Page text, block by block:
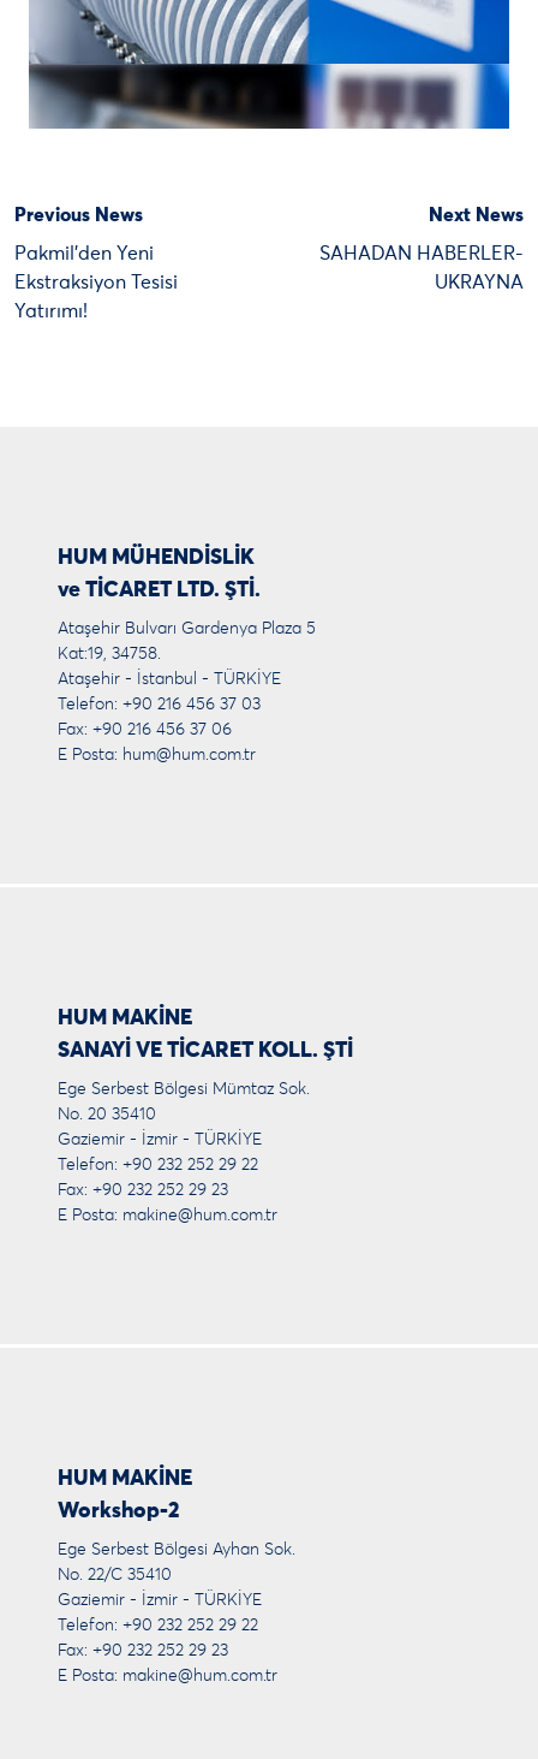
Previous News
Pakmil’den Yeni
Ekstraksiyon Tesisi
Yatırımı!
Next News
SAHADAN HABERLER-
UKRAYNA
HUM MÜHENDİSLİK
ve TİCARET LTD. ŞTİ.
Ataşehir Bulvarı Gardenya Plaza 5
Kat:19, 34758.
Ataşehir - İstanbul - TÜRKİYE
Telefon: +90 216 456 37 03
Fax: +90 216 456 37 06
E Posta: hum@hum.com.tr
HUM MAKİNE
SANAYİ VE TİCARET KOLL. ŞTİ
Ege Serbest Bölgesi Mümtaz Sok.
No. 20 35410
Gaziemir - İzmir - TÜRKİYE
Telefon: +90 232 252 29 22
Fax: +90 232 252 29 23
E Posta: makine@hum.com.tr
HUM MAKİNE
Workshop-2
Ege Serbest Bölgesi Ayhan Sok.
No. 22/C 35410
Gaziemir - İzmir - TÜRKİYE
Telefon: +90 232 252 29 22
Fax: +90 232 252 29 23
E Posta: makine@hum.com.tr